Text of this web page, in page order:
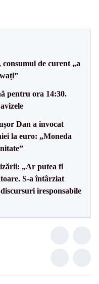
de curent „a
pentru ora 14:30.
Dan a invocat
la euro: „Moneda
„Ar putea fi
S-a întârziat
iresponsabile